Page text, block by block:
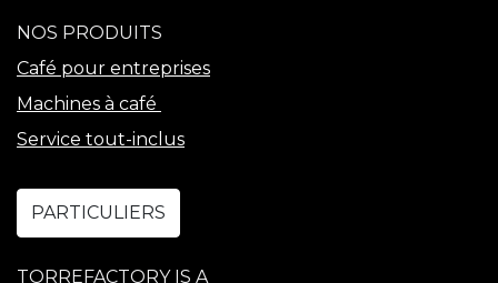
NOS PRODUITS
Café pour entreprises
Machines à café
Service tout-inclus
PARTICULIERS
TORREFACTORY IS A